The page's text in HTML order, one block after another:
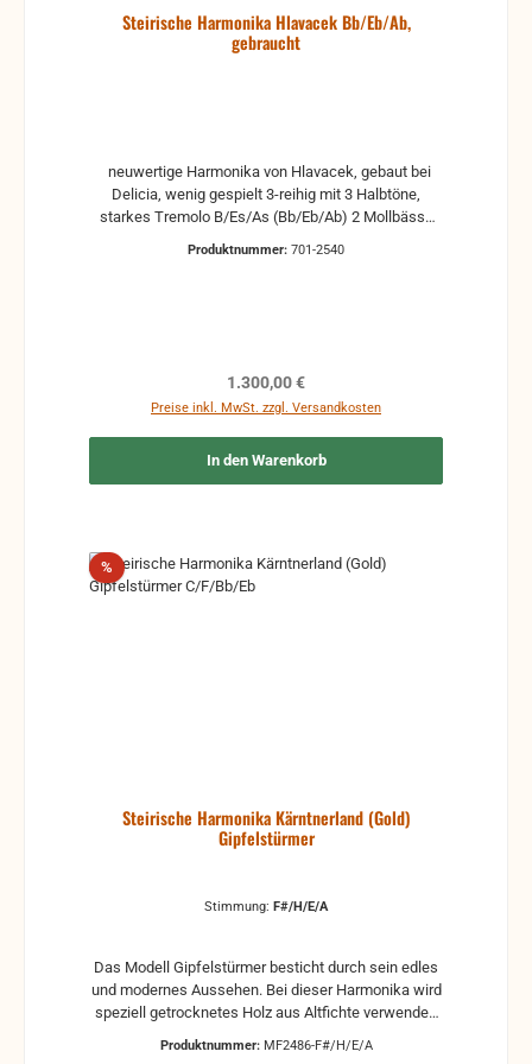
Steirische Harmonika Hlavacek Bb/Eb/Ab,
gebraucht
Delicia, wenig gespielt 3-reihig mit 3 Halbtöne,
starkes Tremolo B/Es/As (Bb/Eb/Ab) 2 Mollbässe
Gebrauchte Instrumente haben immer
Gebrauchsspuren, wie Kratzer, Dellen oder
Korrosion, sind in der Regel verstimmt und haben
veraltetes Wachs (spröde und rissig) Deshalb
übernehmen wir keine Gewähr auf versteckte
Mängel bei unreparierten und gebrauchten
besten schriftlich, gerne auch mit Wunsch auf
Produktnummer: 701-2540
Regulärer Preis:
1.300,00 €
Preise inkl. MwSt. zzgl. Versandkosten
In den Warenkorb
%Rabatt
Steirische Harmonika Kärntnerland (Gold)
Gipfelstürmer
Stimmung: F#/H/E/A
Das Modell Gipfelstürmer besticht durch sein edles
und modernes Aussehen. Bei dieser Harmonika wird
speziell getrocknetes Holz aus Altfichte verwendet.
Eigenstruktur perfekt herausgearbeitet und jedes
Produktnummer: MF2486-F#/H/E/A